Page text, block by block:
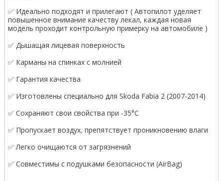
✅ Идеально подходят и прилегают ( Автопилот уделяет
повышенное внимание качеству лекал, каждая новая
модель проходит контрольную примерку на автомобиле )
✅ Дышащая лицевая поверхность
✅ Карманы на спинках с молнией
✅ Гарантия качества
✅ Изготовлены специально для Skoda Fabia 2 (2007-2014)
✅ Сохраняют свои свойства при -35°С
✅ Пропускает воздух, препятствует проникновению влаги
✅ Легко очищаются от загрязнений
✅ Совместимы с подушками безопасности (AirBag)